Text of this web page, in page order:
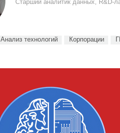
Старший аналитик данных, R&D-
Анализ технологий Корпорации